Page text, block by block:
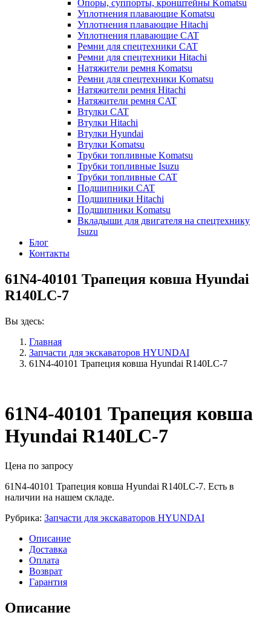
Опоры, суппорты, кронштейны Komatsu
Уплотнения плавающие Komatsu
Уплотнения плавающие Hitachi
Уплотнения плавающие CAT
Ремни для спецтехники CAT
Ремни для спецтехники Hitachi
Натяжители ремня Komatsu
Ремни для спецтехники Komatsu
Натяжители ремня Hitachi
Натяжители ремня CAT
Втулки CAT
Втулки Hitachi
Втулки Hyundai
Втулки Komatsu
Трубки топливные Komatsu
Трубки топливные Isuzu
Трубки топливные CAT
Подшипники CAT
Подшипники Hitachi
Подшипники Komatsu
Вкладыши для двигателя на спецтехнику
Isuzu
Блог
Контакты
61N4-40101 Трапеция ковша Hyundai
R140LC-7
Вы здесь:
Главная
Запчасти для экскаваторов HYUNDAI
61N4-40101 Трапеция ковша Hyundai R140LC-7
61N4-40101 Трапеция ковша
Hyundai R140LC-7
Цена по запросу
61N4-40101 Трапеция ковша Hyundai R140LC-7. Есть в
наличии на нашем складе.
Рубрика: Запчасти для экскаваторов HYUNDAI
Описание
Доставка
Оплата
Возврат
Гарантия
Описание